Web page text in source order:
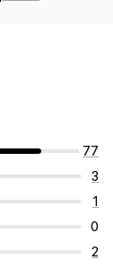
77
3
1
0
2